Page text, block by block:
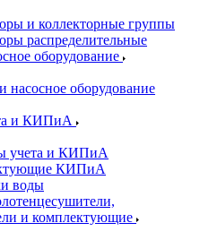
и коллекторные группы
распределительные
оборудование
насосное оборудование
и КИПиА
учета и КИПиА
КИПиА
воды
и комплектующие